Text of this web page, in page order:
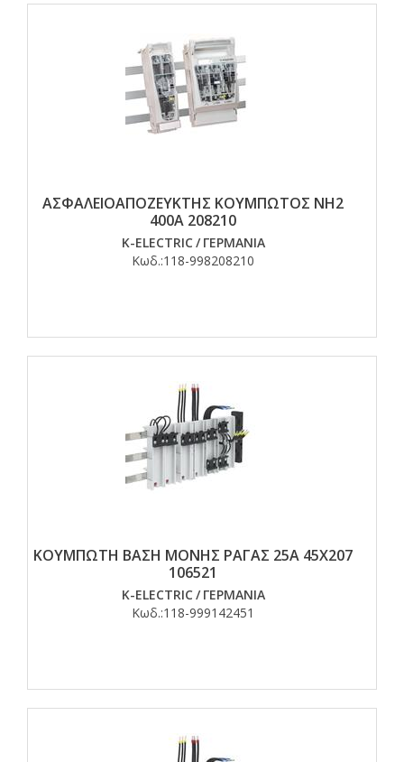
ΑΣΦΑΛΕΙΟΑΠΟΖΕΥΚΤΗΣ ΚΟΥΜΠΩΤΟΣ ΝΗ2
400Α 208210
K-ELECTRIC/ ΓΕΡΜΑΝΙΑ
Κωδ.:118-998208210
ΚΟΥΜΠΩΤΗ ΒΑΣΗ ΜΟΝΗΣ ΡΑΓΑΣ 25Α 45Χ207
106521
K-ELECTRIC/ ΓΕΡΜΑΝΙΑ
Κωδ.:118-999142451